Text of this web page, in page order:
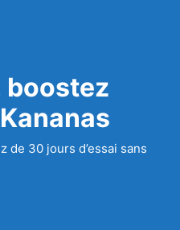
boostez
30 jours d’essai sans